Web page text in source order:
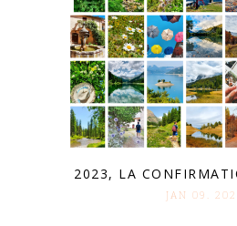
2023, LA
JAN 09.